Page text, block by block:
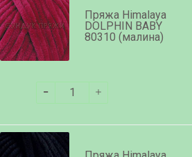
Пряжа Himalaya
DOLPHIN BABY
80310 (малина)